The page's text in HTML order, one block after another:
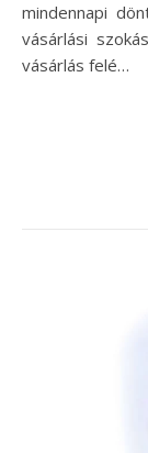
mindennapi
vásárlási
vásárlás felé…